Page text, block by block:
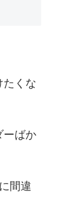
たくな
ーばか
間違